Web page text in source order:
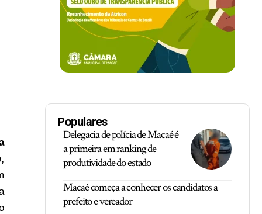
Populares
Delegacia de polícia de Macaé é
a primeira em ranking de
produtividade do estado
Macaé começa a conhecer os candidatos a
prefeito e vereador